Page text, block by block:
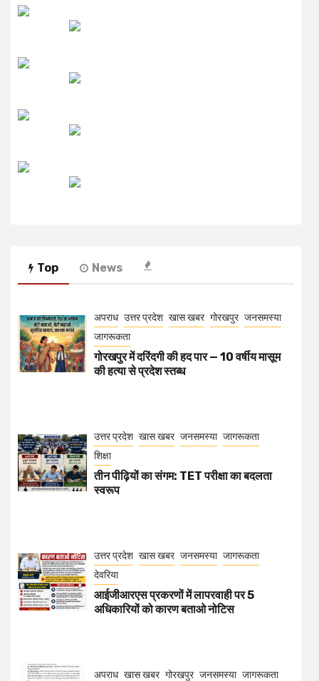
Top News
अपराध उत्तर प्रदेश खास खबर गोरखपुर जनसमस्या
जागरूकता
गोरखपुर में दरिंदगी की हद पार — 10 वर्षीय मासूम
की हत्या से प्रदेश स्तब्ध
उत्तर प्रदेश खास खबर जनसमस्या जागरूकता
शिक्षा
तीन पीढ़ियों का संगम: TET परीक्षा का बदलता
स्वरूप
उत्तर प्रदेश खास खबर जनसमस्या जागरूकता
देवरिया
आईजीआरएस प्रकरणों में लापरवाही पर 5
अधिकारियों को कारण बताओ नोटिस
अपराध खास खबर गोरखपुर जनसमस्या जागरूकता